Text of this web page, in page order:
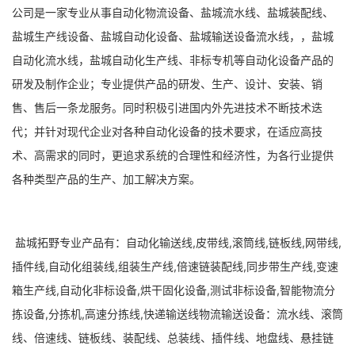
公司是一家专业从事自动化物流设备、盐城流水线、盐城装配线、
盐城生产线设备、盐城自动化设备、盐城输送设备流水线，，盐城
自动化流水线，盐城自动化生产线、非标专机等自动化设备产品的
研发及制作企业；专业提供产品的研发、生产、设计、安装、销
售、售后一条龙服务。同时积极引进国内外先进技术不断技术迭
代；并针对现代企业对各种自动化设备的技术要求，在适应高技
术、高需求的同时，更追求系统的合理性和经济性，为各行业提供
各种类型产品的生产、加工解决方案。
盐城拓野专业产品有：自动化输送线,皮带线,滚筒线,链板线,网带线,
插件线,自动化组装线,组装生产线,倍速链装配线,同步带生产线,变速
箱生产线,自动化非标设备,烘干固化设备,测试非标设备,智能物流分
拣设备,分拣机,高速分拣线,快递输送线物流输送设备：流水线、滚筒
线、倍速线、链板线、装配线、总装线、插件线、地盘线、悬挂链